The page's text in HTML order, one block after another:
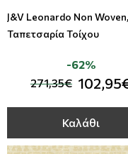
J&V Leonardo Non
Ταπετσαρία Τοίχου
271,35€
-62%
Καλάθι